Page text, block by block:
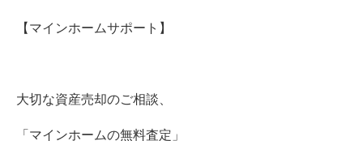
【マインホームサポート】
大切な資産売却のご相談、
「マインホームの無料査定」